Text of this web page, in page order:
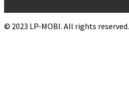
© 2023 LP-MOBI. All rights reserved.